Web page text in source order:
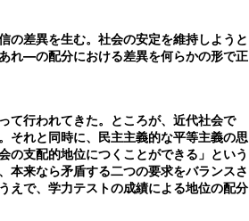
の差異を生む。社会の安定を維持しようと
れ―の配分における差異を何らかの形で正
て行われてきた。ところが、近代社会で
それと同時に、民主主義的な平等主義の思
の支配的地位につくことができる」という
本来なら矛盾する二つの要求をバランスさ
えで、学力テストの成績による地位の配分